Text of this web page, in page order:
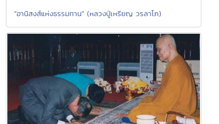
"อานิสงส์แห่งธรรมทาน" (หลวงปู่เหรียญ วรลาโภ)